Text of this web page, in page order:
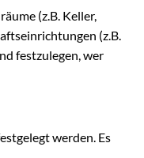
(z.B. Keller,
(z.B.
festzulegen, wer
werden. Es